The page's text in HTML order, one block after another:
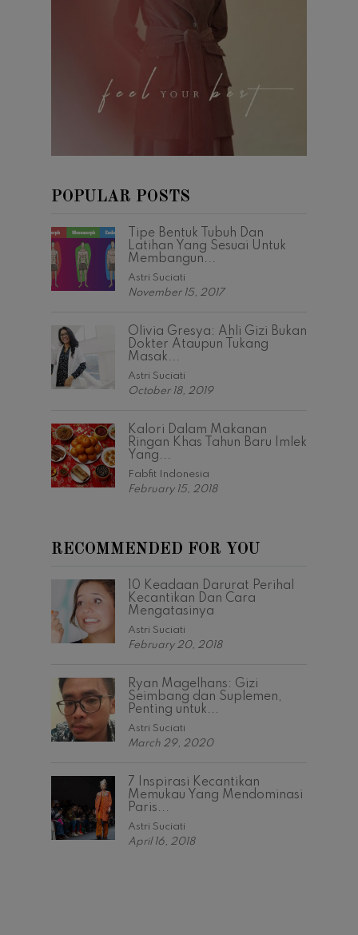
POPULAR POSTS
Tipe Bentuk Tubuh Dan
Latihan Yang Sesuai Untuk
Membangun...
Astri Suciati
November 15, 2017
Olivia Gresya: Ahli Gizi Bukan
Dokter Ataupun Tukang
Masak...
Astri Suciati
October 18, 2019
Kalori Dalam Makanan
Ringan Khas Tahun Baru Imlek
Yang...
Fabfit Indonesia
February 15, 2018
RECOMMENDED FOR YOU
10 Keadaan Darurat Perihal
Kecantikan Dan Cara
Mengatasinya
Astri Suciati
February 20, 2018
Ryan Magelhans: Gizi
Seimbang dan Suplemen,
Penting untuk...
Astri Suciati
March 29, 2020
7 Inspirasi Kecantikan
Memukau Yang Mendominasi
Paris...
Astri Suciati
April 16, 2018